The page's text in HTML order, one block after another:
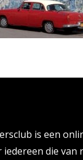
is een
die van